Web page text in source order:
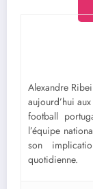
Alexandre
aujourd’hui
football
l’équipe
son
quotidienne.